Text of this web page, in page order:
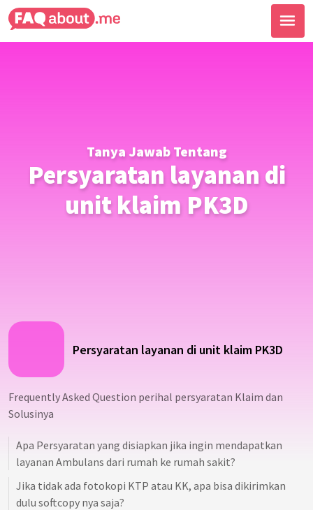
Tanya Jawab Tentang
Persyaratan layanan di
unit klaim PK3D
Persyaratan layanan di unit klaim PK3D
Frequently Asked Question perihal persyaratan Klaim dan
Solusinya
Apa Persyaratan yang disiapkan jika ingin mendapatkan
layanan Ambulans dari rumah ke rumah sakit?
Jika tidak ada fotokopi KTP atau KK, apa bisa dikirimkan
dulu softcopy nya saja?